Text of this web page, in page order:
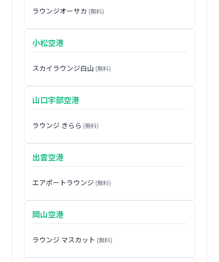
ラウンジオーサカ (無料)
小松空港
スカイラウンジ白山 (無料)
山口宇部空港
ラウンジ きらら (無料)
出雲空港
エアポートラウンジ (無料)
岡山空港
ラウンジ マスカット (無料)